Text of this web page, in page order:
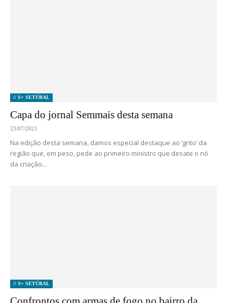
// S+ SETÚBAL
Capa do jornal Semmais desta semana
23/07/2021
Na edição desta semana, damos especial destaque ao ‘grito’ da
região que, em peso, pede ao primeiro ministro que desate o nó
da criação...
// S+ SETÚBAL